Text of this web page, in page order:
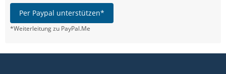
Per Paypal unterstützen*
*Weiterleitung zu PayPal.Me